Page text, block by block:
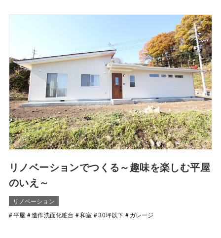
リノベーションでつくる～趣味を楽しむ平屋
のいえ～
リノベーション
平屋
造作洗面化粧台 和室 30坪以下 ガレージ